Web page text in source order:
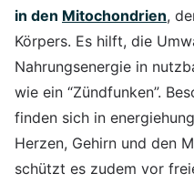
in den Mitochondrien,
Körpers. Es hilft, die
Nahrungsenergie in
wie ein “Zündfunken”.
finden sich in
Herzen, Gehirn und den
schützt es zudem vor